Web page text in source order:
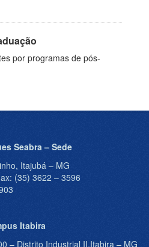
por programas de pós-
Seabra – Sede
Itajubá – MG
(35) 3622 – 3596
Itabira
– Distrito Industrial II,Itabira – MG